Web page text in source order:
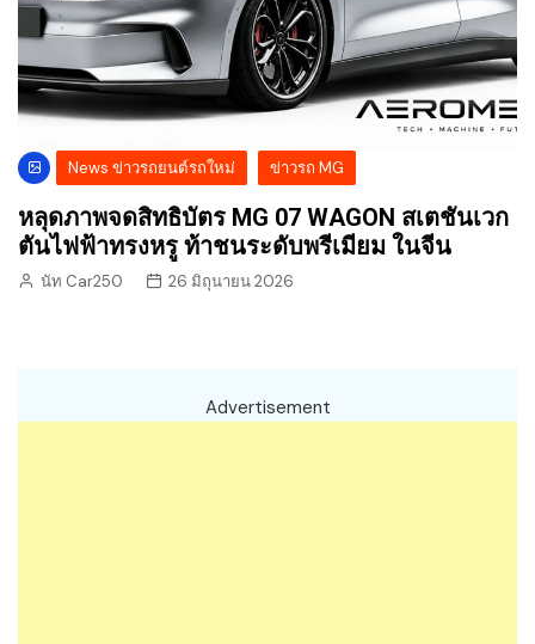
News ข่าวรถยนต์รถใหม่ ข่าวรถ MG
หลุดภาพจดสิทธิบัตร MG 07 WAGON สเตชันเวก
ตันไฟฟ้าทรงหรู ท้าชนระดับพรีเมียม ในจีน
นัท Car250 26 มิถุนายน 2026
Advertisement